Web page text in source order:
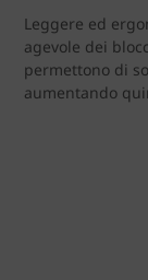
Leggere ed
agevole dei
permettono di
aumentando